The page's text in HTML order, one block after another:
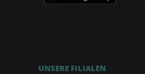
UNSERE FILIALEN